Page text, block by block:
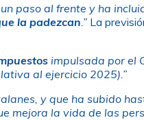
paso al frente y ha
la padezcan .” La
impulsada por el
al ejercicio 2025).”
y que ha subido
mejora la vida de las